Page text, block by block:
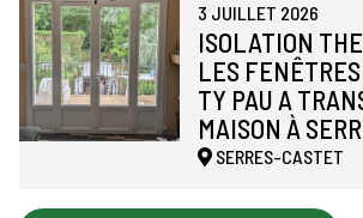
3 JUILLET 2026
ISOLATION
LES
TY PAU A
MAISON À
SERRES-CASTET